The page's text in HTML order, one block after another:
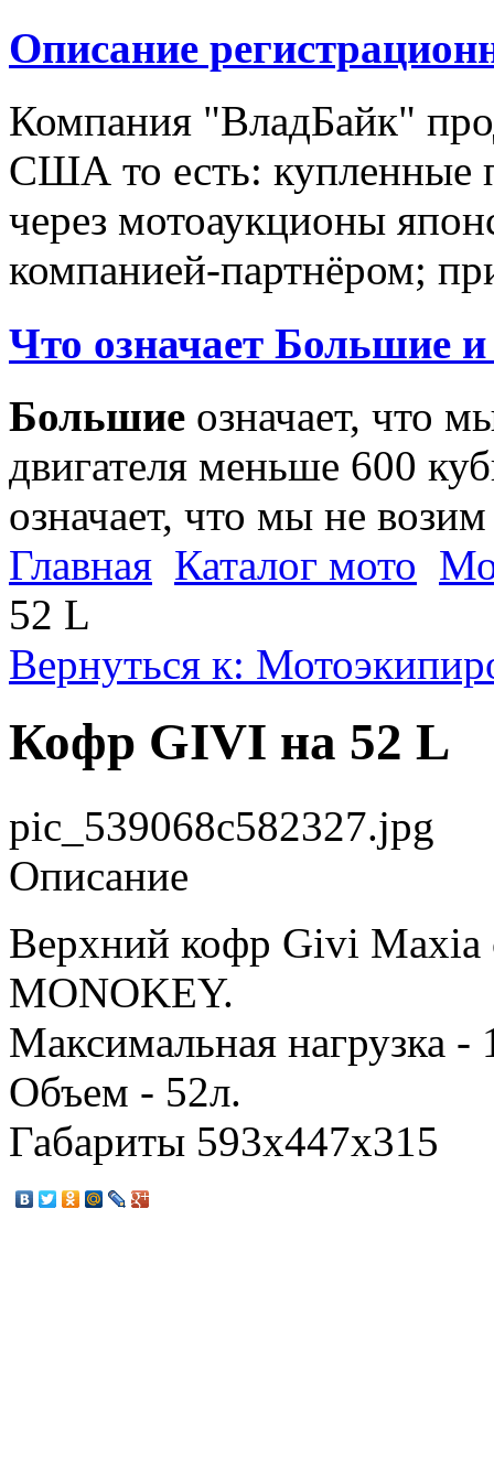
Описание
Компания "ВладБайк"
США то есть: купленные
через мотоаукционы
компанией-партнёром;
Что означает Большие
Большие означает, что
двигателя меньше 600
означает, что мы не
Главная Каталог мото
52 L
Вернуться к:
Кофр GIVI на 52 L
pic_539068c582327.jpg
Описание
Верхний кофр Givi Maxia
MONOKEY.
Максимальная нагрузка -
Объем - 52л.
Габариты 593х447х315